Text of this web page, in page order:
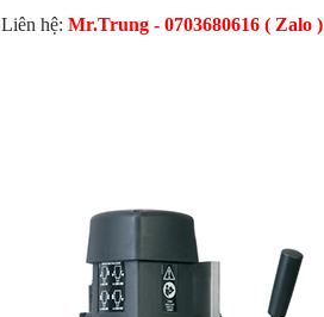
Liên hệ: Mr.Trung - 0703680616 ( Zalo )